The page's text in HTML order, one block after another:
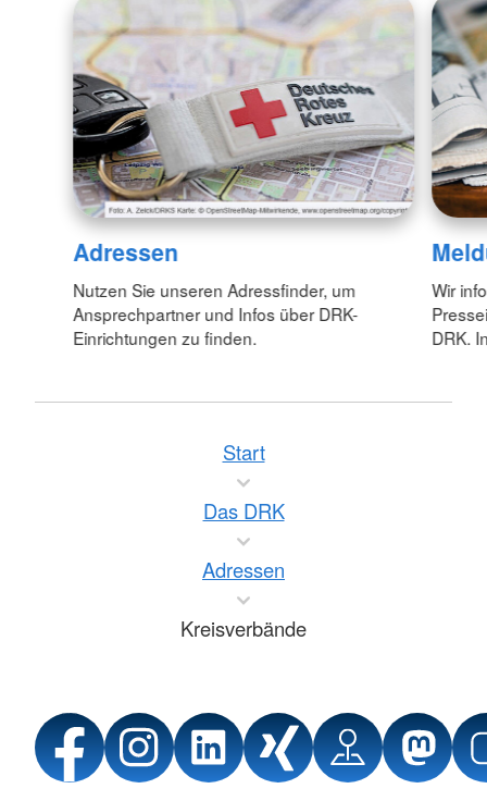
Adressen
Nutzen Sie unseren Adressfinder, um
Ansprechpartner und Infos über DRK-
Einrichtungen zu finden.
Wir
DRK.
Start
Das DRK
Adressen
Kreisverbände